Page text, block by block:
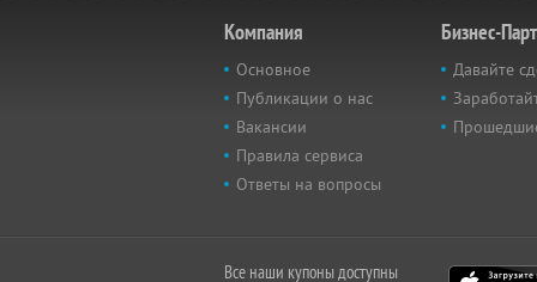
Компания
Основное
Публикации о нас
Вакансии
Правила сервиса
Ответы на вопросы
Бизнес-
Давайте
Все наши купоны доступны